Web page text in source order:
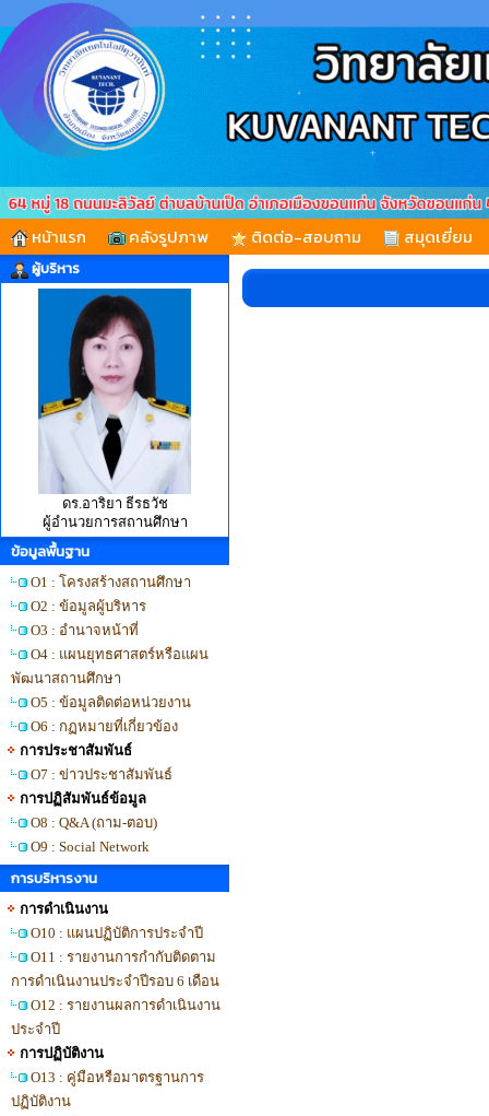
หน้าแรก คลังรูปภาพ ติดต่อ-สอบถาม สมุดเยี่ยม
ผู้บริหาร
ดร.อาริยา ธีรธวัช
ผู้อำนวยการสถานศึกษา
ข้อมูลพื้นฐาน
O1 : โครงสร้างสถานศึกษา
O2 : ข้อมูลผู้บริหาร
O3 : อำนาจหน้าที่
O4 : แผนยุทธศาสตร์หรือแผน
พัฒนาสถานศึกษา
O5 : ข้อมูลติดต่อหน่วยงาน
O6 : กฏหมายที่เกี่ยวข้อง
การประชาสัมพันธ์
O7 : ข่าวประชาสัมพันธ์
การปฏิสัมพันธ์ข้อมูล
O8 : Q&A (ถาม-ตอบ)
O9 : Social Network
การบริหารงาน
การดำเนินงาน
O10 : แผนปฏิบัติการประจำปี
O11 : รายงานการกำกับติดตาม
การดำเนินงานประจำปีรอบ 6 เดือน
O12 : รายงานผลการดำเนินงาน
ประจำปี
การปฏิบัติงาน
O13 : คู่มือหรือมาตรฐานการ
ปฏิบัติงาน